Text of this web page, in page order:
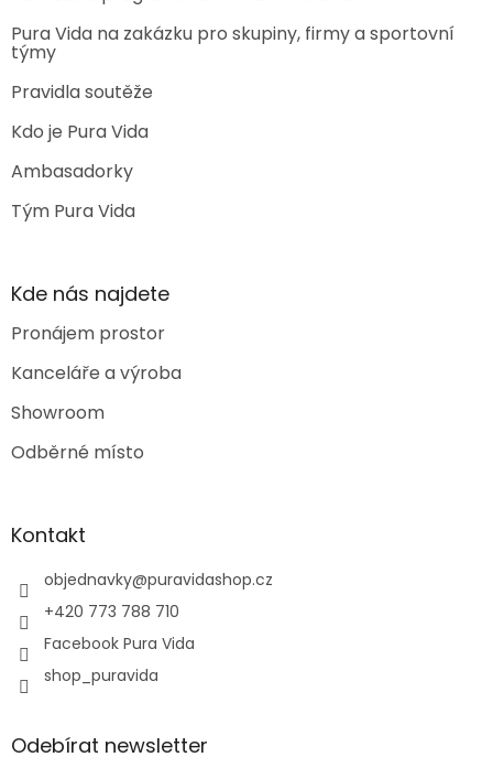
Pura Vida na zakázku pro skupiny, firmy a sportovní
týmy
Pravidla soutěže
Kdo je Pura Vida
Ambasadorky
Tým Pura Vida
Kde nás najdete
Pronájem prostor
Kanceláře a výroba
Showroom
Odběrné místo
Kontakt
objednavky@puravidashop.cz
+420 773 788 710
Facebook Pura Vida
shop_puravida
Odebírat newsletter